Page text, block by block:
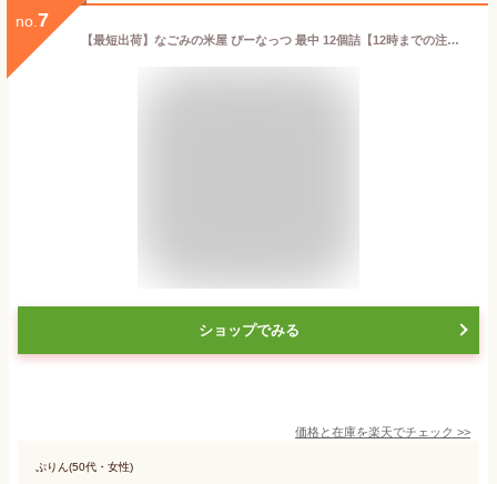
no. 7
【最短出荷】なごみの米屋 ぴーなっつ 最中 12個詰【12時までの注文確定で当日出荷可能 ※日曜・店舗休業日を除く】
ショップでみる
価格と在庫を楽天でチェック >>
ぷりん(50代・女性)